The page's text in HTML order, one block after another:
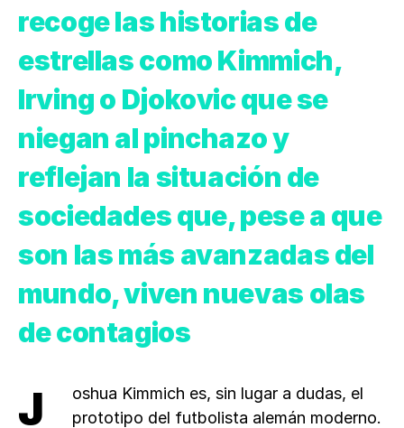
recoge las historias de
estrellas como Kimmich,
Irving o Djokovic que se
niegan al pinchazo y
reflejan la situación de
sociedades que, pese a que
son las más avanzadas del
mundo, viven nuevas olas
de contagios
Joshua Kimmich es, sin lugar a dudas, el
prototipo del futbolista alemán moderno.